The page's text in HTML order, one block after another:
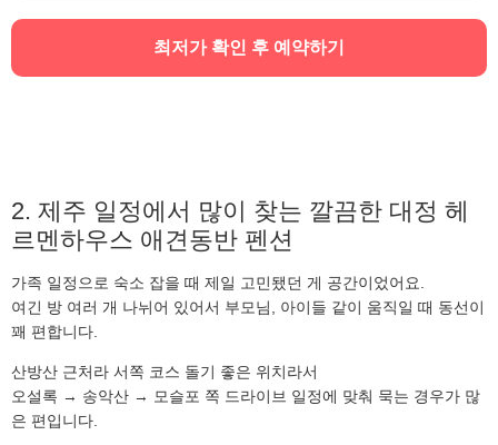
최저가 확인 후 예약하기
2. 제주 일정에서 많이 찾는 깔끔한 대정 헤
르멘하우스 애견동반 펜션
가족 일정으로 숙소 잡을 때 제일 고민됐던 게 공간이었어요.
여긴 방 여러 개 나뉘어 있어서 부모님, 아이들 같이 움직일 때 동선이
꽤 편합니다.
산방산 근처라 서쪽 코스 돌기 좋은 위치라서
오설록 → 송악산 → 모슬포 쪽 드라이브 일정에 맞춰 묵는 경우가 많
은 편입니다.